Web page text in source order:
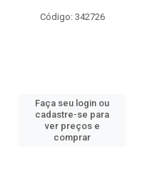
Código: 342726
Faça seu login ou
cadastre-se para
ver preços e
comprar